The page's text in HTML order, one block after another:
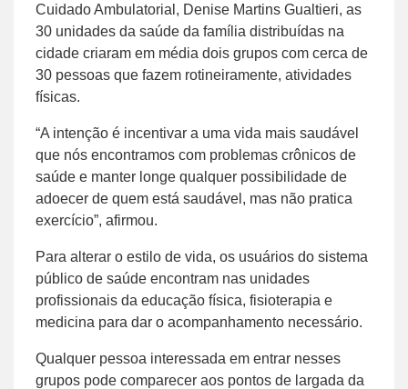
Cuidado Ambulatorial, Denise Martins Gualtieri, as
30 unidades da saúde da família distribuídas na
cidade criaram em média dois grupos com cerca de
30 pessoas que fazem rotineiramente, atividades
físicas.
“A intenção é incentivar a uma vida mais saudável
que nós encontramos com problemas crônicos de
saúde e manter longe qualquer possibilidade de
adoecer de quem está saudável, mas não pratica
exercício”, afirmou.
Para alterar o estilo de vida, os usuários do sistema
público de saúde encontram nas unidades
profissionais da educação física, fisioterapia e
medicina para dar o acompanhamento necessário.
Qualquer pessoa interessada em entrar nesses
grupos pode comparecer aos pontos de largada da